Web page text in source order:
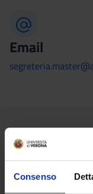
Consenso
Email
prof.ssa Paola